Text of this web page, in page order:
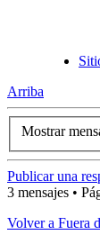
Arriba
Mostrar
Publicar una
3 mensajes •
Volver a Fuera